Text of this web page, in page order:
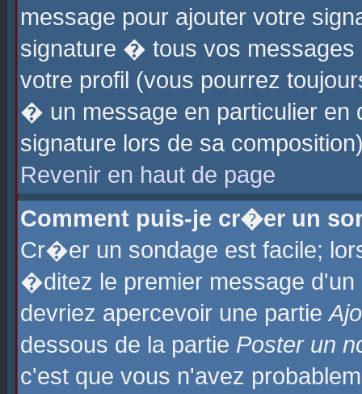
message pour ajouter votre
signature � tous vos
votre profil (vous pourrez
� un message en particulier
signature lors de sa
Revenir en haut de page
Comment puis-je cr�er un
Cr�er un sondage est facile;
�ditez le premier message
devriez apercevoir une partie
dessous de la partie Poster un
c'est que vous n'avez